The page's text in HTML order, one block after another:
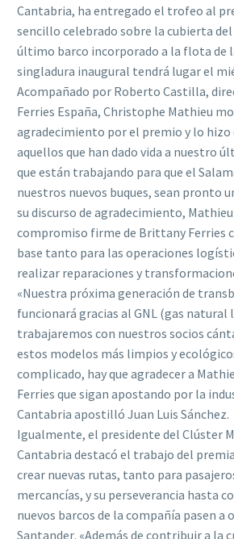
Cantabria, ha entregado el trofeo al
sencillo celebrado sobre la cubierta del
último barco incorporado a la flota de
singladura inaugural tendrá lugar el
Acompañado por Roberto Castilla,
Ferries España, Christophe Mathieu
agradecimiento por el premio y lo hizo
aquellos que han dado vida a nuestro
que están trabajando para que el
nuestros nuevos buques, sean pronto
su discurso de agradecimiento,
compromiso firme de Brittany Ferries
base tanto para las operaciones
realizar reparaciones y
«Nuestra próxima generación de
funcionará gracias al GNL (gas natural
trabajaremos con nuestros socios
estos modelos más limpios y
complicado, hay que agradecer a
Ferries que sigan apostando por la
Cantabria apostilló Juan Luis Sánchez.
Igualmente, el presidente del Clúster
Cantabria destacó el trabajo del
crear nuevas rutas, tanto para
mercancías, y su perseverancia hasta
nuevos barcos de la compañía pasen a
Santander. «Además de contribuir a la